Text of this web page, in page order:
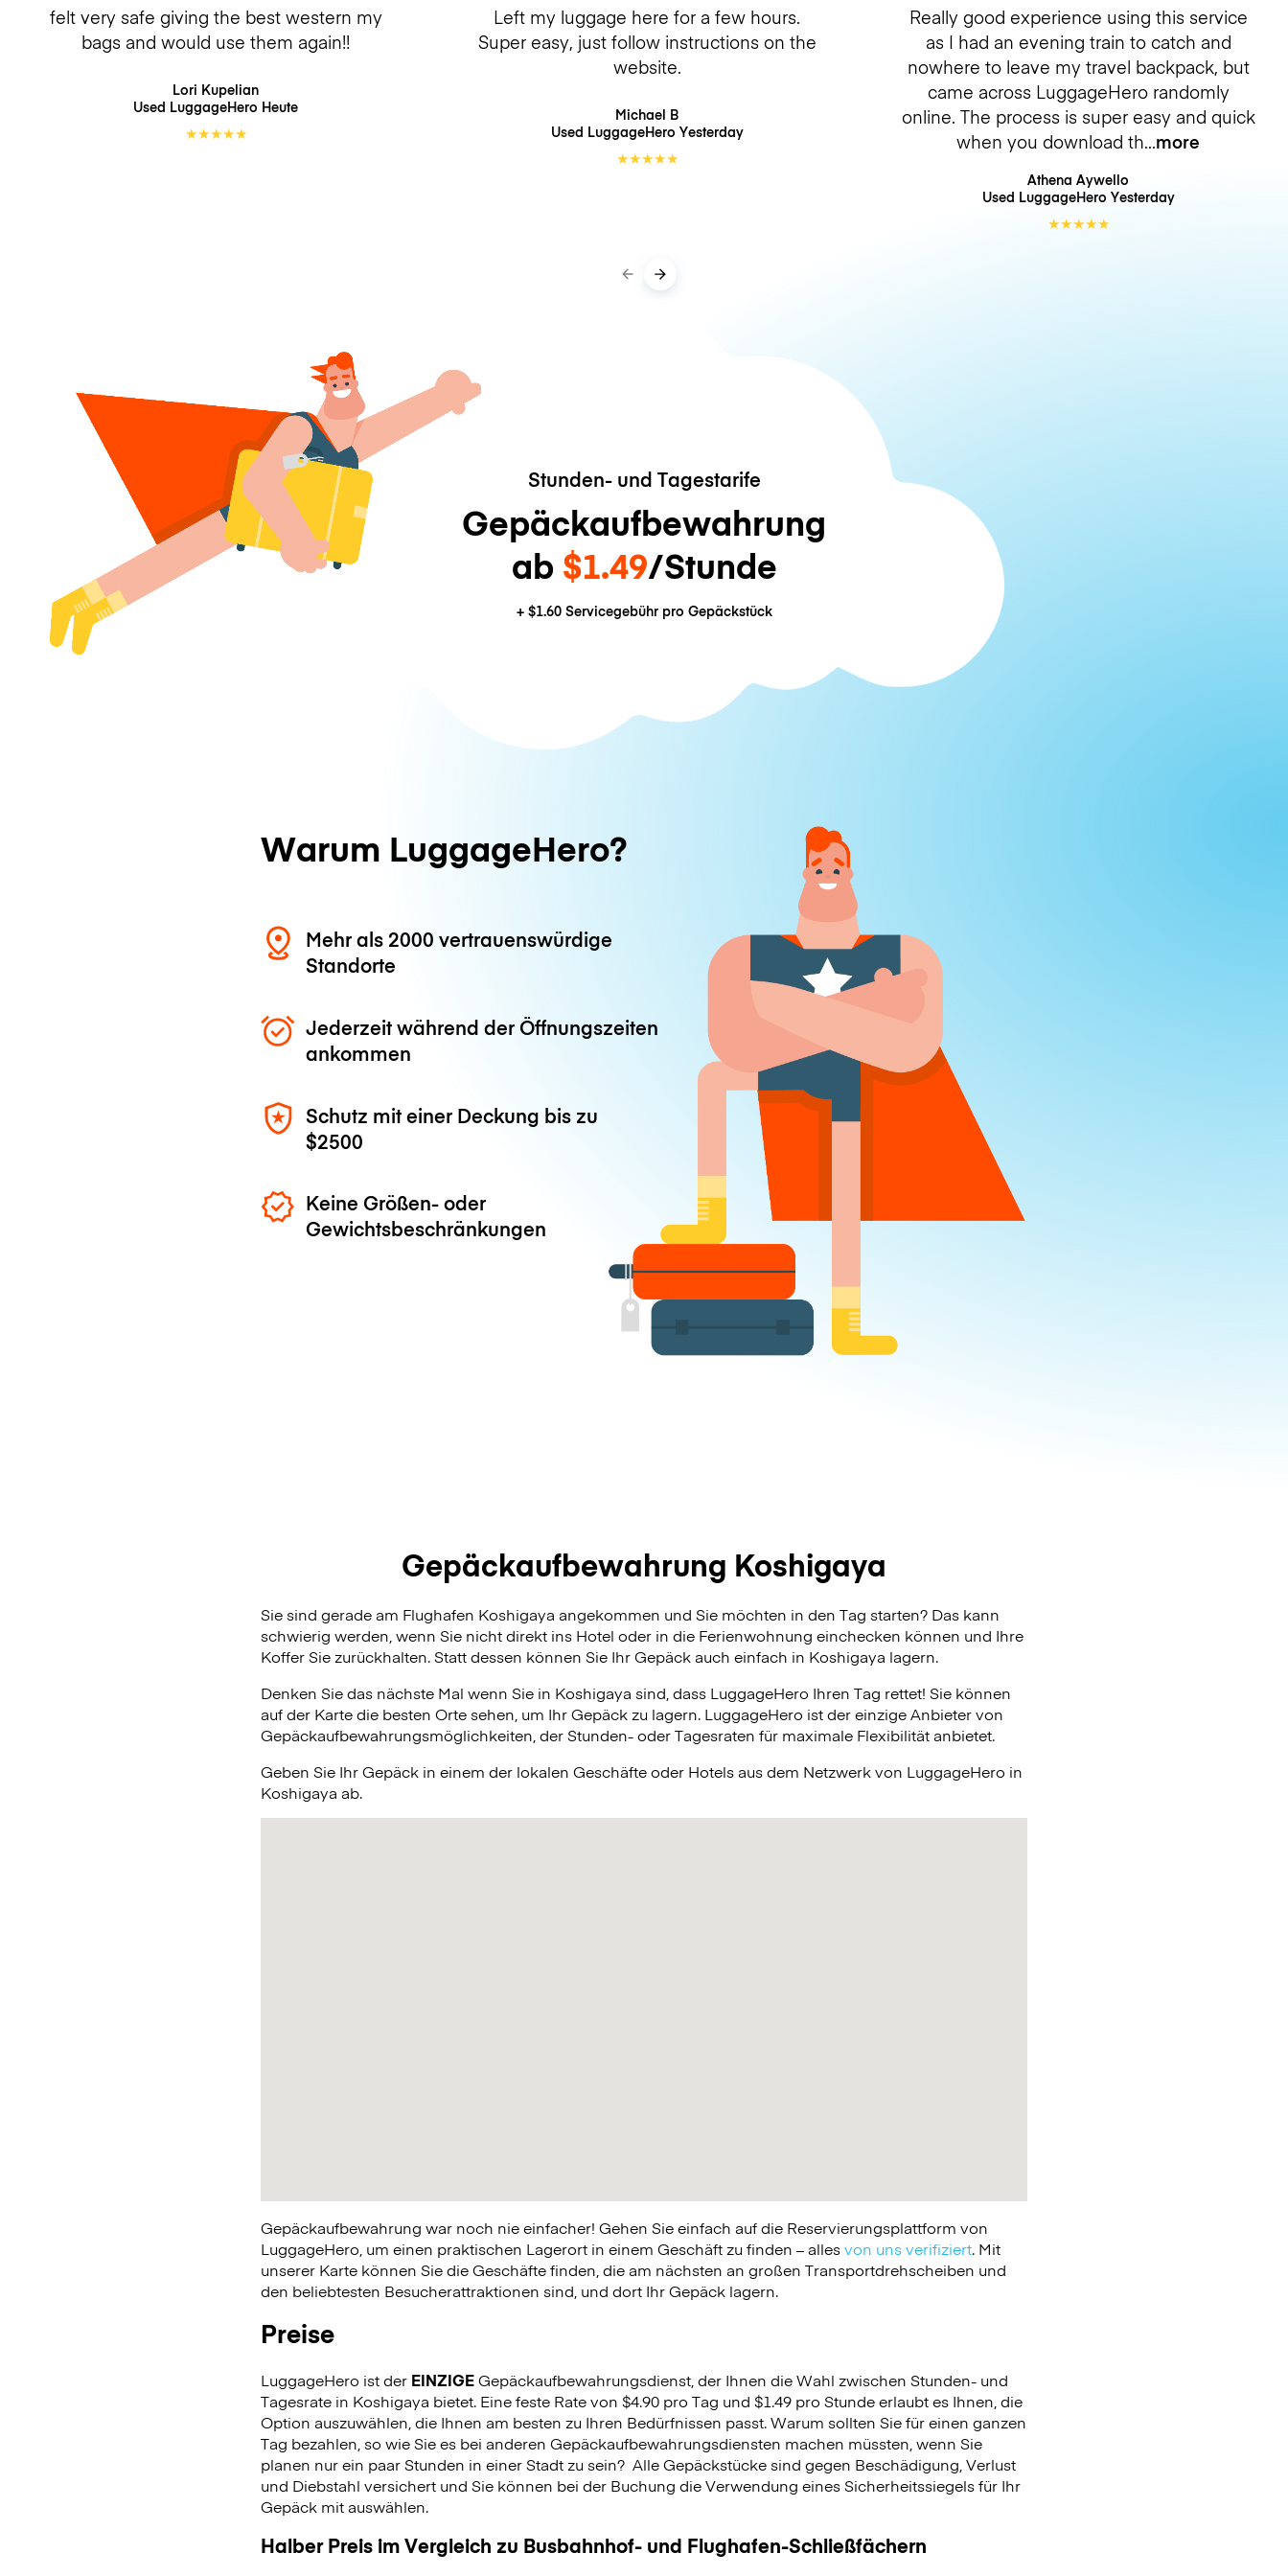
felt very safe giving the best western my
bags and would use them again!!
Lori Kupelian
Used LuggageHero Heute
★★★★★
Left my luggage here for a few hours.
Super easy, just follow instructions on the
website.
Michael B
Used LuggageHero Yesterday
★★★★★
Really good experience using this service
as I had an evening train to catch and
nowhere to leave my travel backpack, but
came across LuggageHero randomly
online. The process is super easy and quick
when you download th more
Athena Aywello
Used LuggageHero Yesterday
★★★★★
Stunden- und Tagestarife
Gepäckaufbewahrung
ab $1.49/Stunde
+ $1.60Servicegebühr pro Gepäckstück
Warum LuggageHero?
Mehr als 2000 vertrauenswürdige
Standorte
Jederzeit während der Öffnungszeiten
ankommen
Schutz mit einer Deckung bis zu
$2500
Keine Größen- oder
Gewichtsbeschränkungen
Gepäckaufbewahrung Koshigaya
Sie sind gerade am Flughafen Koshigaya angekommen und Sie möchten in den Tag starten? Das kann
schwierig werden, wenn Sie nicht direkt ins Hotel oder in die Ferienwohnung einchecken können und Ihre
Koffer Sie zurückhalten. Statt dessen können Sie Ihr Gepäck auch einfach in Koshigaya lagern.
Denken Sie das nächste Mal wenn Sie in Koshigaya sind, dass LuggageHero Ihren Tag rettet! Sie können
auf der Karte die besten Orte sehen, um Ihr Gepäck zu lagern. LuggageHero ist der einzige Anbieter von
Gepäckaufbewahrungsmöglichkeiten, der Stunden- oder Tagesraten für maximale Flexibilität anbietet.
Geben Sie Ihr Gepäck in einem der lokalen Geschäfte oder Hotels aus dem Netzwerk von LuggageHero in
Koshigaya ab.
Gepäckaufbewahrung war noch nie einfacher! Gehen Sie einfach auf die Reservierungsplattform von
LuggageHero, um einen praktischen Lagerort in einem Geschäft zu finden – allesvon uns verifiziert. Mit
unserer Karte können Sie die Geschäfte finden, die am nächsten an großen Transportdrehscheiben und
den beliebtesten Besucherattraktionen sind, und dort Ihr Gepäck lagern.
Preise
LuggageHero ist der EINZIGEGepäckaufbewahrungsdienst, der Ihnen die Wahl zwischen Stunden- und
Tagesrate in Koshigaya bietet. Eine feste Rate von $4.90 pro Tag und $1.49 pro Stunde erlaubt es Ihnen, die
Option auszuwählen, die Ihnen am besten zu Ihren Bedürfnissen passt. Warum sollten Sie für einen ganzen
Tag bezahlen, so wie Sie es bei anderen Gepäckaufbewahrungsdiensten machen müssten, wenn Sie
planen nur ein paar Stunden in einer Stadt zu sein? Alle Gepäckstücke sind gegen Beschädigung, Verlust
und Diebstahl versichert und Sie können bei der Buchung die Verwendung eines Sicherheitssiegels für Ihr
Gepäck mit auswählen.
Halber Preis im Vergleich zu Busbahnhof- und Flughafen-Schließfächern